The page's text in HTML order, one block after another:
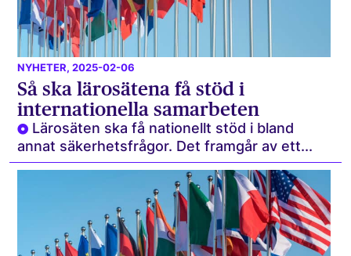
NYHETER, 2025-02-06
Så ska lärosätena få stöd i
internationella samarbeten
Lärosäten ska få nationellt stöd i bland
annat säkerhetsfrågor. Det framgår av ett...